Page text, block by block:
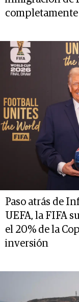
Paso atrás de
UEFA, la FIFA
el 20% de la
inversión